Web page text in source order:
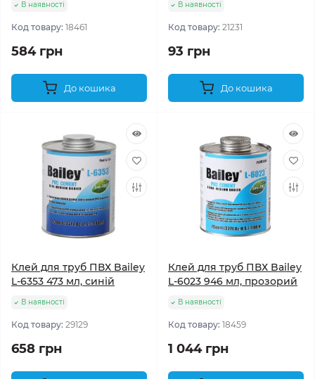
В наявності
Код товару: 18461
584 грн
До кошика
В наявності
Код товару: 21231
93 грн
До кошика
Клей для труб ПВХ Bailey
L-6353 473 мл, синій
В наявності
Код товару: 29129
658 грн
Клей для труб ПВХ Bailey
L-6023 946 мл, прозорий
В наявності
Код товару: 18459
1 044 грн